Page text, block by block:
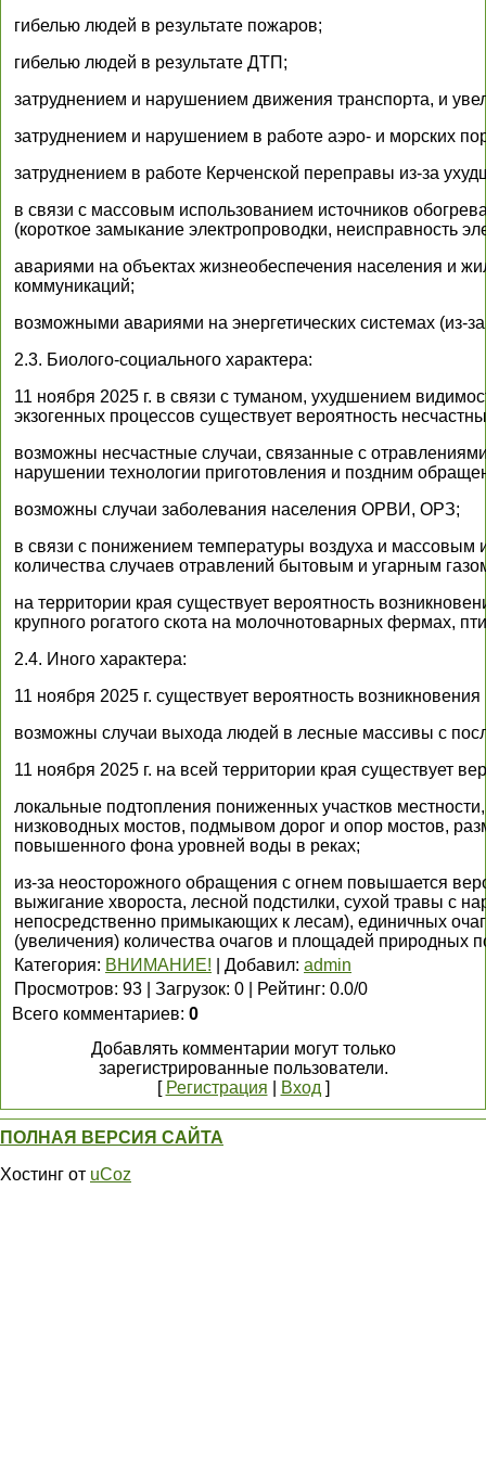
гибелью людей в результате пожаров;
гибелью людей в результате ДТП;
затруднением и нарушением движения транспорта, и
затруднением и нарушением в работе аэро- и морских
затруднением в работе Керченской переправы из-за
в связи с массовым использованием источников
(короткое замыкание электропроводки, неисправность
авариями на объектах жизнеобеспечения населения и
коммуникаций;
возможными авариями на энергетических системах (из-
2.3. Биолого-социального характера:
11 ноября 2025 г. в связи с туманом, ухудшением
экзогенных процессов существует вероятность
возможны несчастные случаи, связанные с
нарушении технологии приготовления и поздним
возможны случаи заболевания населения ОРВИ, ОРЗ;
в связи с понижением температуры воздуха и массовым
количества случаев отравлений бытовым и угарным
на территории края существует вероятность
крупного рогатого скота на молочнотоварных фермах,
2.4. Иного характера:
11 ноября 2025 г. существует вероятность
возможны случаи выхода людей в лесные массивы с
11 ноября 2025 г. на всей территории края существует
локальные подтопления пониженных участков
низководных мостов, подмывом дорог и опор мостов,
повышенного фона уровней воды в реках;
из-за неосторожного обращения с огнем повышается
выжигание хвороста, лесной подстилки, сухой травы с
непосредственно примыкающих к лесам), единичных
(увеличения) количества очагов и площадей природных
Категория: ВНИМАНИЕ! Добавил: admin
Просмотров: 93 Загрузок: 0 Рейтинг: 0.0/0
Всего комментариев: 0
Добавлять комментарии могут только
зарегистрированные пользователи.
[ Регистрация Вход ]
ПОЛНАЯ ВЕРСИЯ САЙТА
Хостинг от uCoz